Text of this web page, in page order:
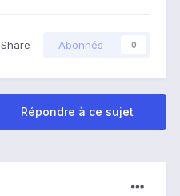
Share Abonnés 0
Répondre à ce sujet